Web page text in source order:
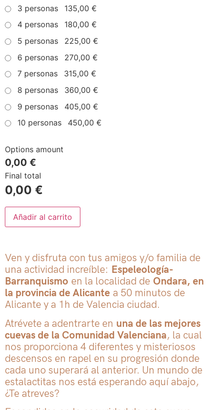
3 personas
135,00 €
4 personas
180,00 €
5 personas
225,00 €
6 personas
270,00 €
7 personas
315,00 €
8 personas
360,00 €
9 personas
405,00 €
10 personas
450,00 €
Options amount
0,00 €
Final total
0,00 €
Añadir al carrito
Ven y disfruta con tus amigos y/o familia de
una actividad increíble: Espeleología-
Barranquismo en la localidad de Ondara, en
la provincia de Alicante a 50 minutos de
Alicante y a 1h de Valencia ciudad.
Atrévete a adentrarte en una de las mejores
cuevas de la Comunidad Valenciana, la cual
nos proporciona 4 diferentes y misteriosos
descensos en rapel en su progresión donde
cada uno superará al anterior. Un mundo de
estalactitas nos está esperando aquí abajo,
¿Te atreves?